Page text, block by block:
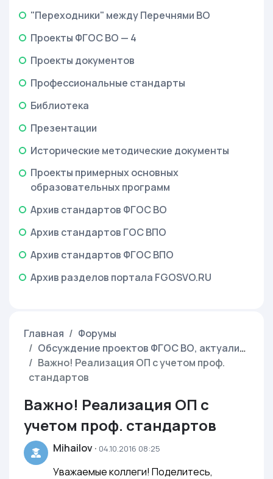
"Переходники" между Перечнями ВО
Проекты ФГОС ВО — 4
Проекты документов
Профессиональные стандарты
Библиотека
Презентации
Исторические методические документы
Проекты примерных основных
образовательных программ
Архив стандартов ФГОС ВО
Архив стандартов ГОС ВПО
Архив стандартов ФГОС ВПО
Архив разделов портала FGOSVO.RU
Главная
Форумы
Обсуждение проектов ФГОС ВО, актуализируемых с учетом профстандартов
Важно! Реализация ОП с учетом проф.
стандартов
Важно! Реализация ОП с
учетом проф. стандартов
Mihailov· 04.10.2016 08:25
Уважаемые коллеги! Поделитесь,